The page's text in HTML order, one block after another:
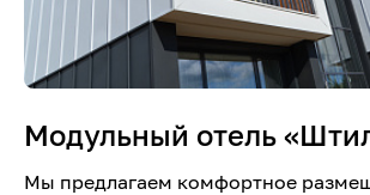
Модульный отель
Мы предлагаем комфортное